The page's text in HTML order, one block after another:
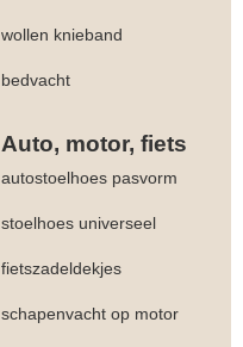
wollen knieband
bedvacht
Auto, motor, fiets
autostoelhoes pasvorm
stoelhoes universeel
fietszadeldekjes
schapenvacht op motor